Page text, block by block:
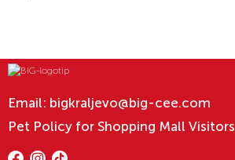
Email: bigkraljevo@big-cee.com
Pet Policy for Shopping Mall Visitors